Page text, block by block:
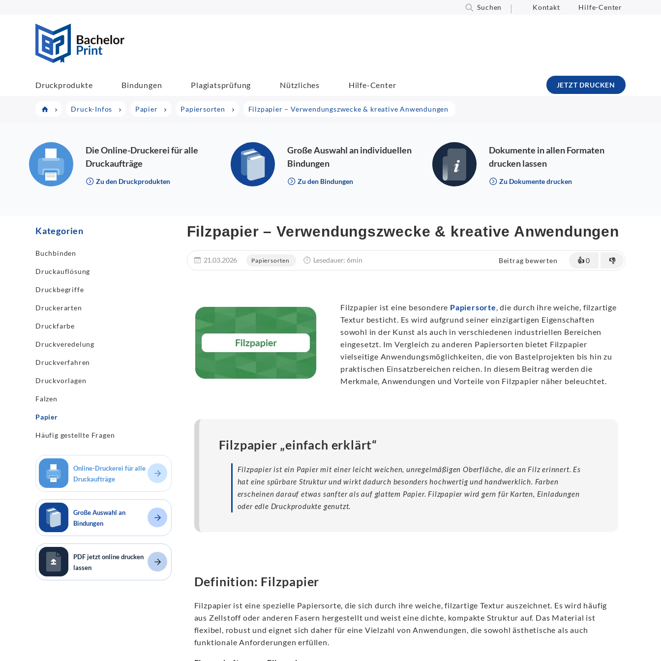
Suchen Kontakt Hilfe-Center
Druckprodukte Bindungen Plagiatsprüfung Nützliches Hilfe-Center JETZT DRUCKEN
Druck-Infos Papier Papiersorten Filzpapier – Verwendungszwecke & kreative Anwendungen
Die Online-Druckerei für alle
Druckaufträge
Zu den Druckprodukten
Große Auswahl an individuellen
Bindungen
Zu den Bindungen
Dokumente in allen Formaten
drucken lassen
Zu Dokumente drucken
Kategorien
Buchbinden
Druckauflösung
Druckbegriffe
Druckerarten
Druckfarbe
Druckveredelung
Druckverfahren
Druckvorlagen
Falzen
Papier
Häufig gestellte Fragen
Online-Druckerei für alle
Druckaufträge
Große Auswahl an
Bindungen
PDF jetzt online drucken
lassen
Filzpapier – Verwendungszwecke & kreative Anwendungen
21.03.2026 Papiersorten Lesedauer: 6min Beitrag bewerten 👍0 👎
Filzpapier ist eine besondere Papiersorte, die durch ihre weiche, filzartige
Textur besticht. Es wird aufgrund seiner einzigartigen Eigenschaften
sowohl in der Kunst als auch in verschiedenen industriellen Bereichen
eingesetzt. Im Vergleich zu anderen Papiersorten bietet Filzpapier
vielseitige Anwendungsmöglichkeiten, die von Bastelprojekten bis hin zu
praktischen Einsatzbereichen reichen. In diesem Beitrag werden die
Merkmale, Anwendungen und Vorteile von Filzpapier näher beleuchtet.
Filzpapier „einfach erklärt“
Filzpapier ist ein Papier mit einer leicht weichen, unregelmäßigen Oberfläche, die an Filz erinnert. Es
hat eine spürbare Struktur und wirkt dadurch besonders hochwertig und handwerklich. Farben
erscheinen darauf etwas sanfter als auf glattem Papier. Filzpapier wird gern für Karten, Einladungen
oder edle Druckprodukte genutzt.
Definition: Filzpapier
Filzpapier ist eine spezielle Papiersorte, die sich durch ihre weiche, filzartige Textur auszeichnet. Es wird häufig
aus Zellstoff oder anderen Fasern hergestellt und weist eine dichte, kompakte Struktur auf. Das Material ist
flexibel, robust und eignet sich daher für eine Vielzahl von Anwendungen, die sowohl ästhetische als auch
funktionale Anforderungen erfüllen.